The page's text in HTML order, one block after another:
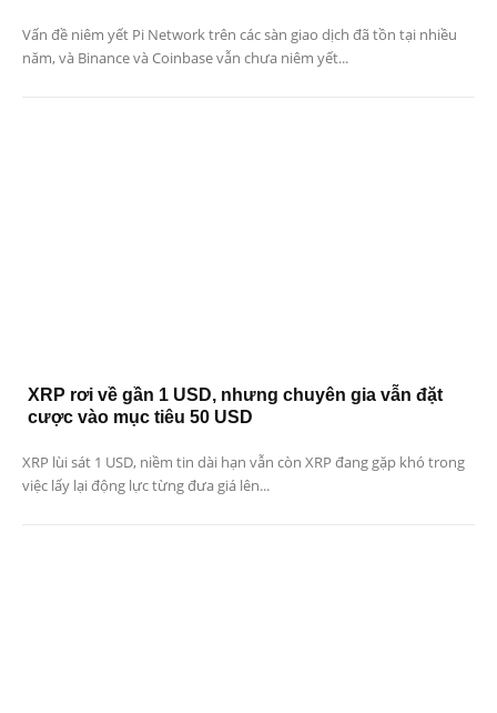
Vấn đề niêm yết Pi Network trên các sàn giao dịch đã tồn tại nhiều
năm, và Binance và Coinbase vẫn chưa niêm yết...
XRP rơi về gần 1 USD, nhưng chuyên gia vẫn đặt
cược vào mục tiêu 50 USD
XRP lùi sát 1 USD, niềm tin dài hạn vẫn còn XRP đang gặp khó trong
việc lấy lại động lực từng đưa giá lên...